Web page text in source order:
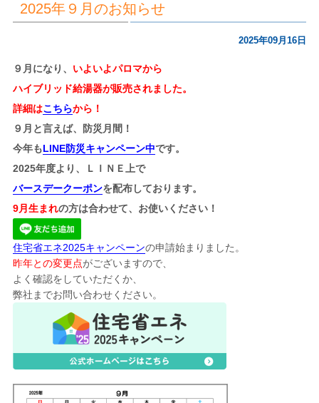
2025年９月のお知らせ
2025年09月16日
９月になり、 いよいよパロマから
ハイブリッド給湯器が販売されました。
詳細はこちらから！
９月と言えば、防災月間！
今年もLINE防災キャンペーン中です。
2025年度より、ＬＩＮＥ上で
バースデークーポンを配布しております。
9月生まれの方は合わせて、お使いください！
住宅省エネ2025キャンペーンの申請始まりました。
昨年との変更点がございますので、
よく確認をしていただくか、
弊社までお問い合わせください。